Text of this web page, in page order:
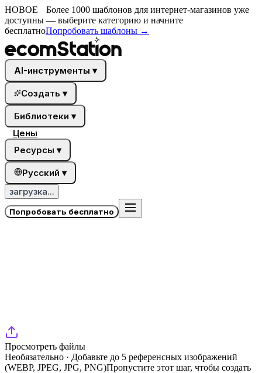
НОВОЕ
Более 1000 шаблонов для интернет-магазинов уже
доступны — выберите категорию и начните
бесплатноПопробовать шаблоны →
AI-инструменты ▾
Создать ▾
Библиотеки ▾
Цены
Ресурсы ▾
Русский ▾
загрузка...
Попробовать бесплатно
Просмотреть файлы
Необязательно · Добавьте до 5 референсных изображений
(WEBP, JPEG, JPG, PNG)Пропустите этот шаг, чтобы создать